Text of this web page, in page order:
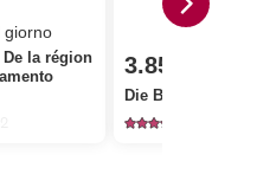
giorno
De la région
3.85
Die Butter Burro